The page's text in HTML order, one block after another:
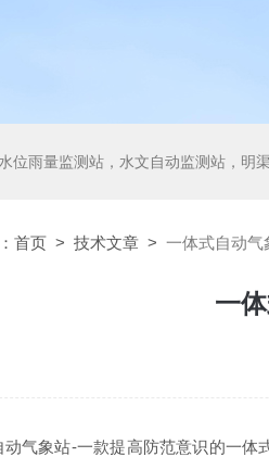
水位雨量监测站，水文自动监测站，明
首页 > 技术文章 > 一体式自动气
一
动气象站-一款提高防范意识的一体